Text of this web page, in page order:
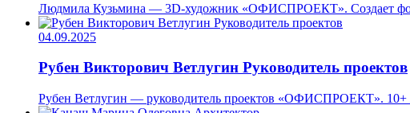
Людмила Кузьмина — 3D-художник «ОФИСПРОЕКТ». Создает
04.09.2025
Рубен Викторович Ветлугин Руководитель проектов
Рубен Ветлугин — руководитель проектов «ОФИСПРОЕКТ». 10+